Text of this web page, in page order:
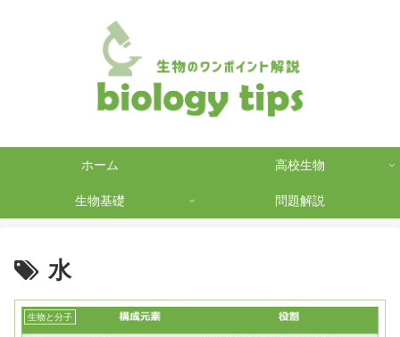
ホーム 高校生物
生物基礎 問題解説
水
生物と分子